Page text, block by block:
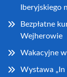
Iberyjskiego
Bezpłatne
Wejherowie
Wakacyjne
Wystawa